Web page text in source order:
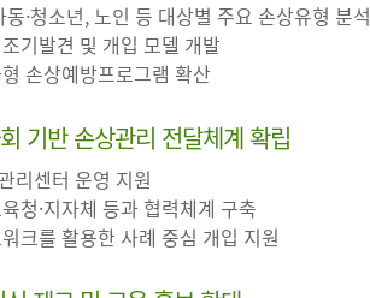
동·청소년, 노인 등 대상별 주요 손상유형 분석
기발견 및 개입 모델 개발
손상예방프로그램 확산
기반 손상관리 전달체계 확립
리센터 운영 지원
육청·지자체 등과 협력체계 구축
크를 활용한 사례 중심 개입 지원